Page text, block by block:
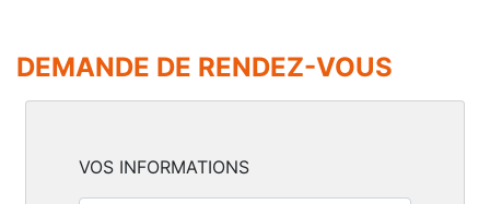
DEMANDE DE RENDEZ-VOUS
VOS INFORMATIONS